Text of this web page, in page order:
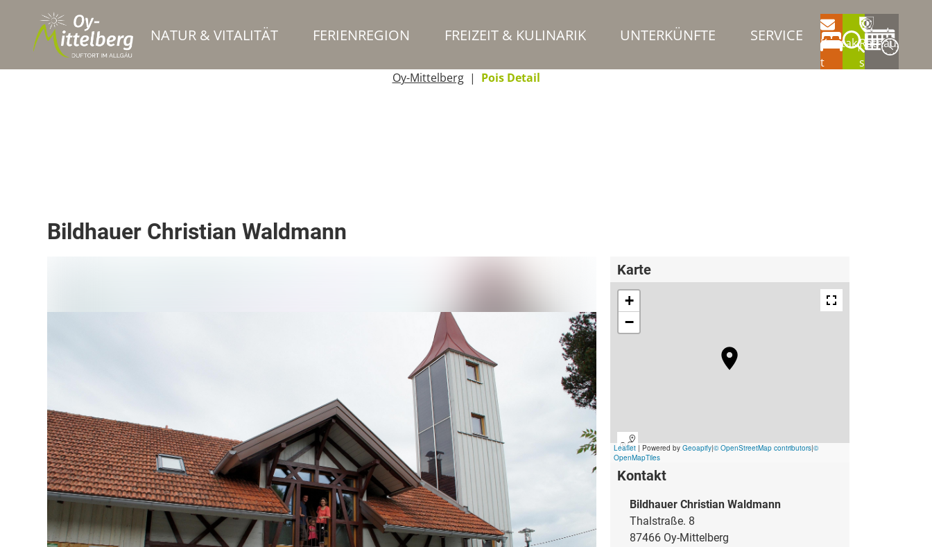
NATUR & VITALITÄT FERIENREGION FREIZEIT & KULINARIK UNTERKÜNFTE SERVICE
Kontak
t
Rathau
s
Oy-Mittelberg
Pois Detail
Bildhauer Christian Waldmann
Karte
Kontakt
Bildhauer Christian Waldmann
Thalstraße. 8
87466 Oy-Mittelberg